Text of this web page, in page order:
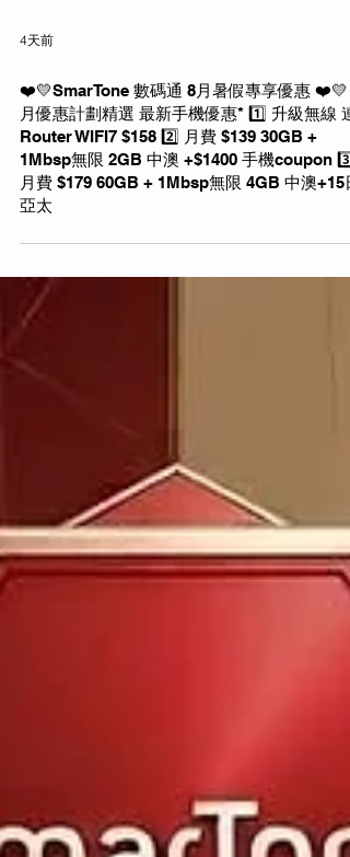
4天前
❤️💛SmarTone 數碼通 8月暑假專享優惠 ❤️💛
月優惠計劃精選 最新手機優惠* 1️⃣ 升級無線 連
Router WIFI7 $158 2️⃣ 月費 $139 30GB +
1Mbsp無限 2GB 中澳 +$1400 手機coupon 3️⃣
亞太